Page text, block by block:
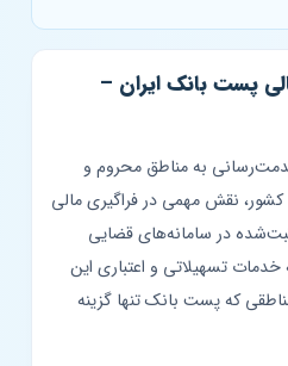
بانک ایران –
به مناطق محروم و
نقش مهمی در فراگیری مالی
در سامانه‌های قضایی
تسهیلاتی و اعتباری این
که پست بانک تنها گزینه